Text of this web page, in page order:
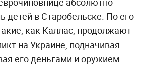
детей в Старобельске. По его
как Каллас, продолжают
на Украине, подначивая
его деньгами и оружием.